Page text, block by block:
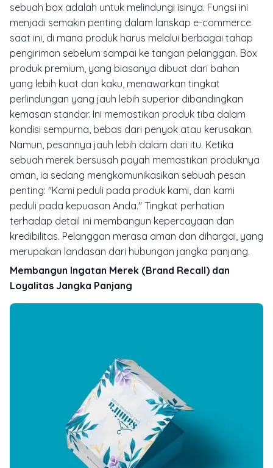
sebuah box adalah untuk melindungi isinya. Fungsi ini
menjadi semakin penting dalam lanskap e-commerce
saat ini, di mana produk harus melalui berbagai tahap
pengiriman sebelum sampai ke tangan pelanggan. Box
produk premium, yang biasanya dibuat dari bahan
yang lebih kuat dan kaku, menawarkan tingkat
perlindungan yang jauh lebih superior dibandingkan
kemasan standar. Ini memastikan produk tiba dalam
kondisi sempurna, bebas dari penyok atau kerusakan.
Namun, pesannya jauh lebih dalam dari itu. Ketika
sebuah merek bersusah payah memastikan produknya
aman, ia sedang mengkomunikasikan sebuah pesan
penting: "Kami peduli pada produk kami, dan kami
peduli pada kepuasan Anda." Tingkat perhatian
terhadap detail ini membangun kepercayaan dan
kredibilitas. Pelanggan merasa aman dan dihargai, yang
merupakan landasan dari hubungan jangka panjang.
Membangun Ingatan Merek (Brand Recall) dan
Loyalitas Jangka Panjang